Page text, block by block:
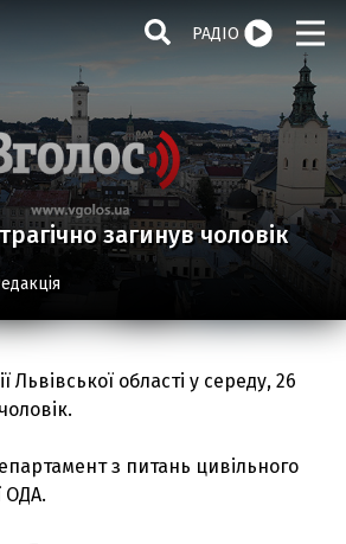
РАДІО
загинув чоловік
Львівської області у середу, 26
з питань цивільного
ОДА.